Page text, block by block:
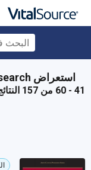
استعراض Research
41 - 60 من 157 النتائج